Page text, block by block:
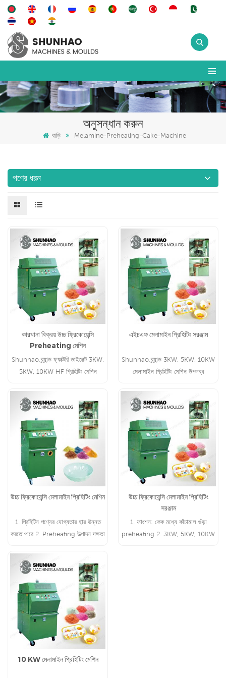
অনুসন্ধান করুন
বাড়ি Melamine-Preheating-Cake-Machine
পণের ধরন
কারখানা বিক্রয় উচ্চ ফ্রিকোয়েন্সি
Preheating মেশিন
Shunhao ব্র্যান্ড ফ্যাক্টরি ডাইরেক্ট 3KW,
5KW, 10KW HF প্রিহিটিং মেশিন
এইচএফ মেলামাইন প্রিহিটিং সরঞ্জাম
Shunhao ব্র্যান্ড 3KW, 5KW, 10KW
মেলামাইন প্রিহিটিং মেশিন উপলব্ধ
উচ্চ ফ্রিকোয়েন্সি মেলামাইন প্রিহিটিং মেশিন
1. প্রিহিটিন পণ্যের যোগ্যতার হার উন্নত
করতে পারে 2. Preheating উত্পাদন দক্ষতা
উচ্চ ফ্রিকোয়েন্সি মেলামাইন প্রিহিটিং
সরঞ্জাম
1. ফাংশন: কেক মধ্যে কাঁচামাল গুঁড়া
preheating 2. 3KW, 5KW, 10KW
10 KW মেলামাইন প্রিহিটিং মেশিন